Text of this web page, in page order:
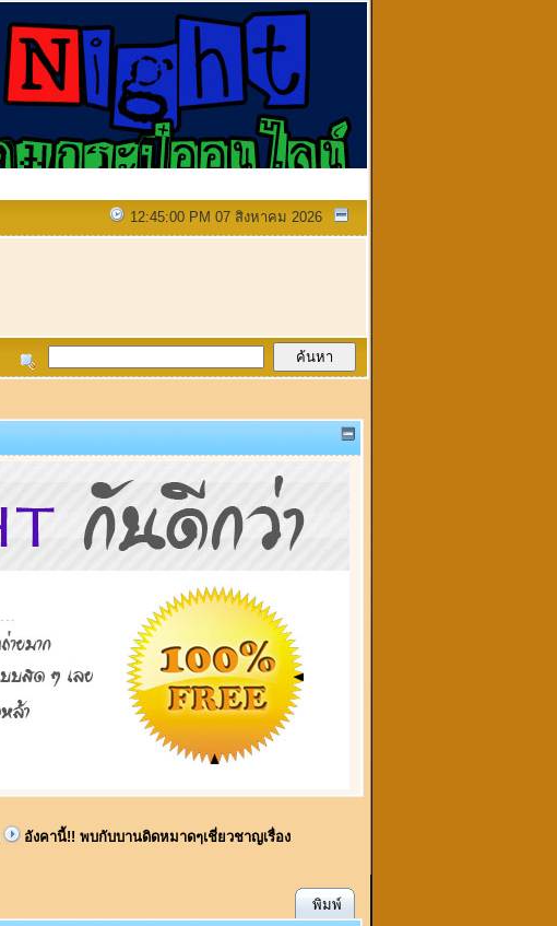
12:45:00 PM 07 สิงหาคม 2026
อังคานี้!! พบกับบานดิดหมาดๆเชี่ยวชาญเรื่อง
พิมพ์